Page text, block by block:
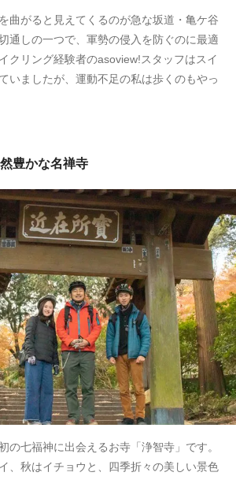
曲がると見えてくるのが急な坂道・亀ケ谷
通しの一つで、軍勢の侵入を防ぐのに最適
クリング経験者のasoview!スタッフはスイ
いましたが、運動不足の私は歩くのもやっ
豊かな名禅寺
の七福神に出会えるお寺「浄智寺」です。
、秋はイチョウと、四季折々の美しい景色